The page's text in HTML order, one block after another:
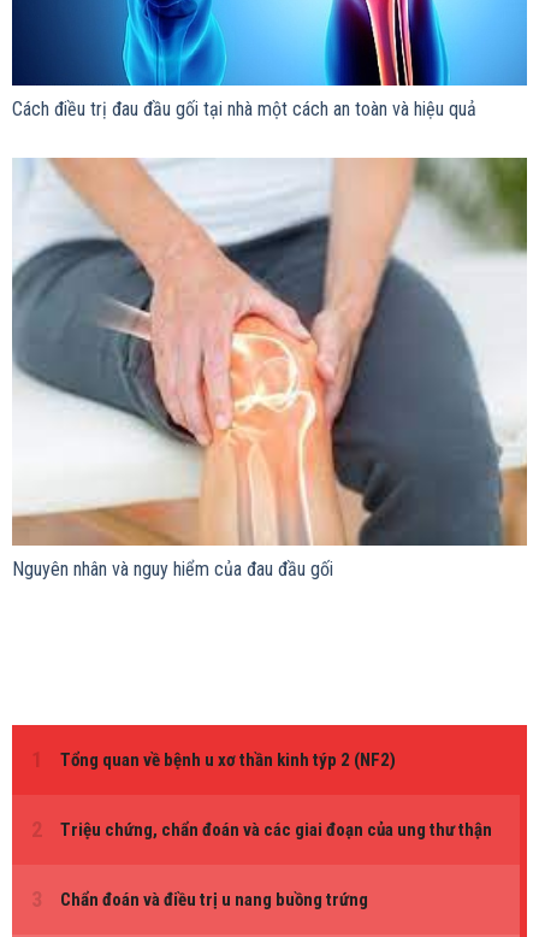
Cách điều trị đau đầu gối tại nhà một cách an toàn và hiệu quả
Nguyên nhân và nguy hiểm của đau đầu gối